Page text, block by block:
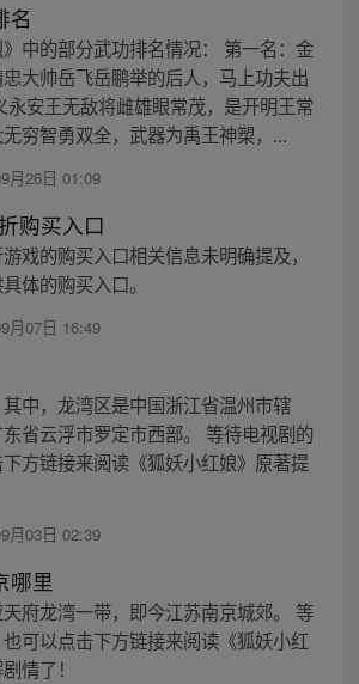
名
中的部分武功排名情况： 第一名：金
大帅岳飞岳鹏举的后人，马上功夫出
永安王无敌将雌雄眼常茂，是开明王常
穷智勇双全，武器为禹王神槊，...
月26日 01:09
购买入口
戏的购买入口相关信息未明确提及，
体的购买入口。
月07日 16:49
中，龙湾区是中国浙江省温州市辖
省云浮市罗定市西部。 等待电视剧的
方链接来阅读《狐妖小红娘》原著提
月03日 02:39
哪里
府龙湾一带，即今江苏南京城郊。 等
可以点击下方链接来阅读《狐妖小红
情了！